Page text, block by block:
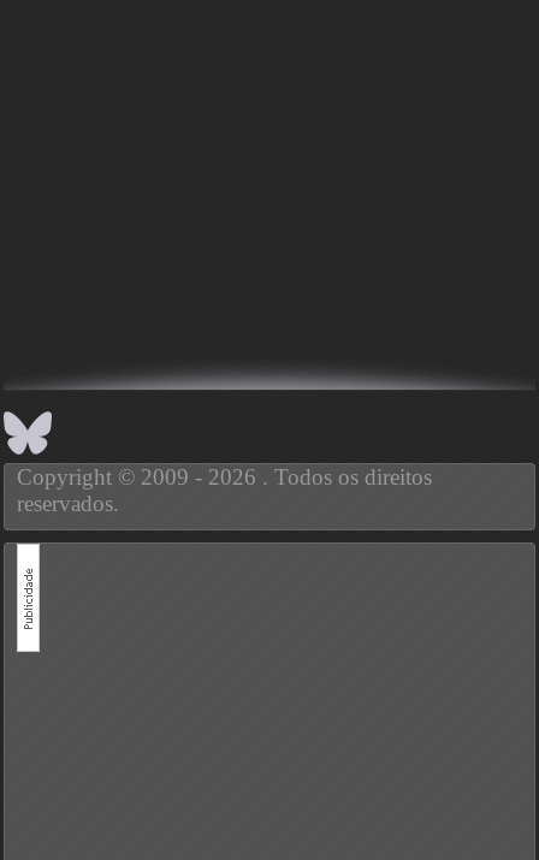
Copyright © 2009 - 2026 . Todos os direitos
reservados.